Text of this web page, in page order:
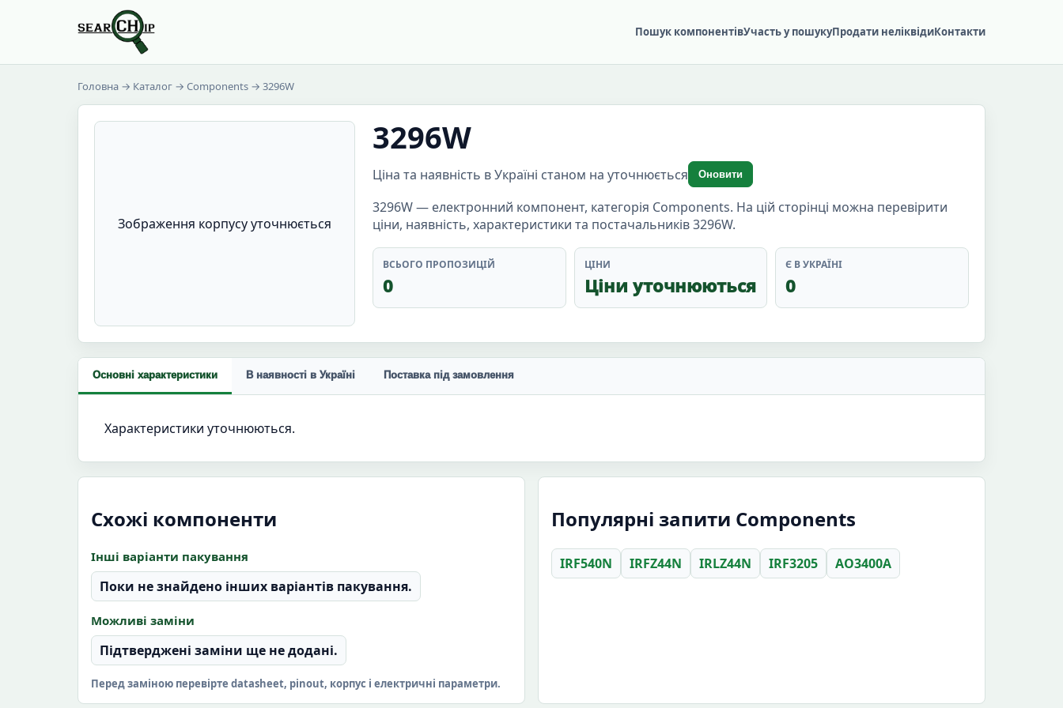
Пошук компонентівУчасть у пошукуПродати неліквідиКонтакти
Головна → Каталог → Components → 3296W
Зображення корпусу уточнюється
3296W
Ціна та наявність в Україні станом на уточнюється Оновити
3296W — електронний компонент, категорія Components. На цій сторінці можна перевірити
ціни, наявність, характеристики та постачальників 3296W.
ВСЬОГО ПРОПОЗИЦІЙ
0
ЦІНИ
Ціни уточнюються
Є В УКРАЇНІ
0
Основні характеристики В наявності в Україні Поставка під замовлення
Характеристики уточнюються.
Схожі компоненти
Інші варіанти пакування
Поки не знайдено інших варіантів пакування.
Можливі заміни
Підтверджені заміни ще не додані.
Перед заміною перевірте datasheet, pinout, корпус і електричні параметри.
Популярні запити Components
IRF540N IRFZ44N IRLZ44N IRF3205 AO3400A